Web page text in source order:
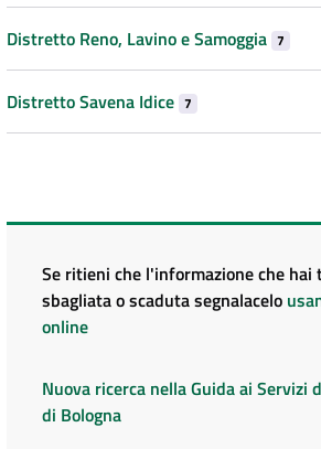
Distretto Reno, Lavino e Samoggia 7
Distretto Savena Idice 7
Se ritieni che l'informazione che hai
sbagliata o scaduta segnalacelo
online
Nuova ricerca nella Guida ai Servizi
di Bologna